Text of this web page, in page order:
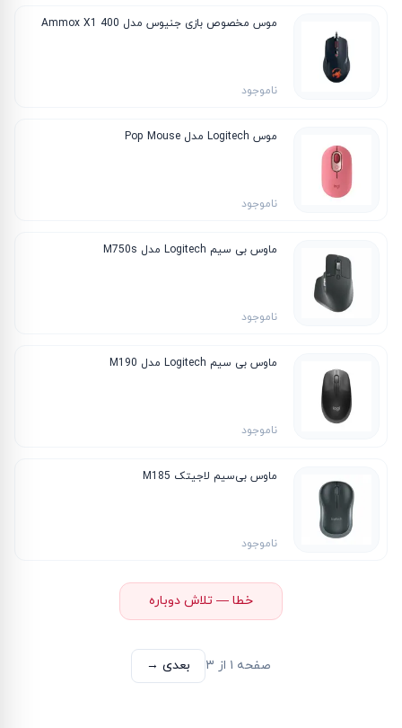
موس مخصوص بازی جنیوس مدل Ammox X1 400
ناموجود
موس Logitech مدل Pop Mouse
ناموجود
ماوس بی سیم Logitech مدل M750s
ناموجود
ماوس بی سیم Logitech مدل M190
ناموجود
ماوس بی‌سیم لاجیتک M185
ناموجود
خطا — تلاش دوباره
صفحه ۱ از ۳ بعدی →